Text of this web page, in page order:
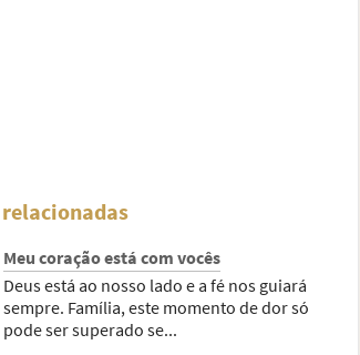
Meu coração está com vocês
Deus está ao nosso lado e a fé nos guiará
sempre. Família, este momento de dor só
pode ser superado se...